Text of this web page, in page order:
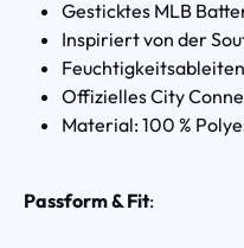
Gesticktes MLB
Inspiriert von der
Offizielles City
Material: 100 %
Passform & Fit: